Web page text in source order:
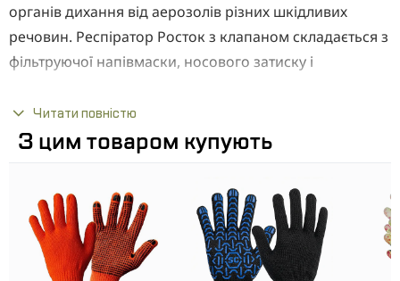
органів дихання від аерозолів різних шкідливих
речовин. Респіратор Росток з клапаном складається з
фільтруючої напівмаски, носового затиску і
забезпечений клапаном видиху.
Призначення: - для захисту органів дихання від
тумани мінеральних і органічних речовин,
конденсати металів та їх оксиди, зварювальні дими та
ін.) Коефіцієнт захисту 12.
Читати повністю
З цим товаром купують